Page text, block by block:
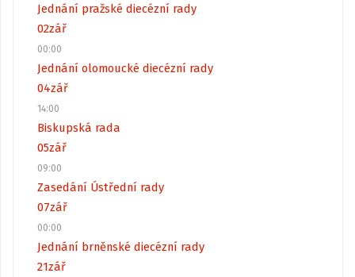
Jednání pražské diecézní rady
02zář
00:00
Jednání olomoucké diecézní rady
04zář
14:00
Biskupská rada
05zář
09:00
Zasedání Ústřední rady
07zář
00:00
Jednání brněnské diecézní rady
21zář